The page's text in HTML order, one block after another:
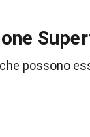
possono